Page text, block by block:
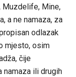
Muzdelife, Mine,
a ne namaza, za
odlazak
mjesto, osim
čije
namaza ili drugih